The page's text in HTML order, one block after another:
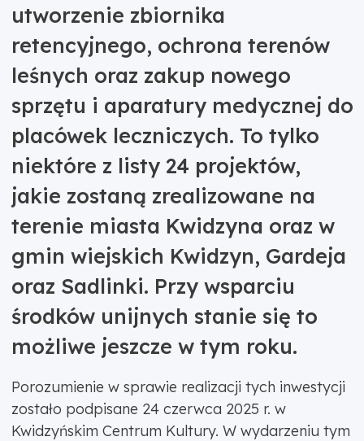
utworzenie zbiornika
retencyjnego, ochrona terenów
leśnych oraz zakup nowego
sprzętu i aparatury medycznej do
placówek leczniczych. To tylko
niektóre z listy 24 projektów,
jakie zostaną zrealizowane na
terenie miasta Kwidzyna oraz w
gmin wiejskich Kwidzyn, Gardeja
oraz Sadlinki. Przy wsparciu
środków unijnych stanie się to
możliwe jeszcze w tym roku.
Porozumienie w sprawie realizacji tych inwestycji
zostało podpisane 24 czerwca 2025 r. w
Kwidzyńskim Centrum Kultury. W wydarzeniu tym